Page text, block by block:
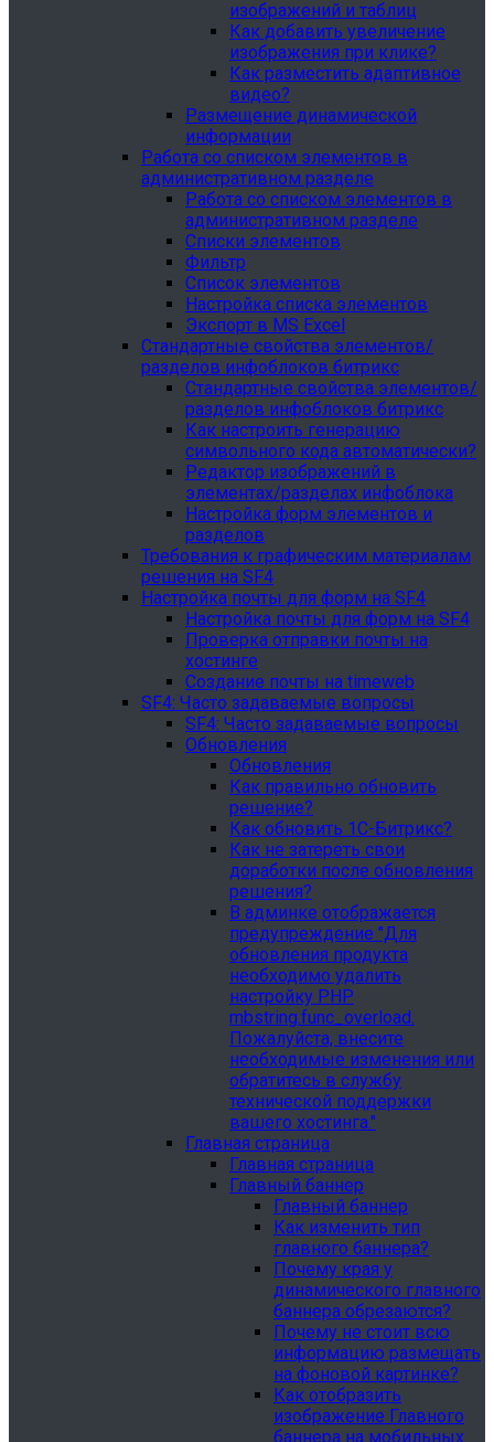
изображений и таблиц
Как добавить увеличение
изображения при клике?
Как разместить адаптивное
видео?
Размещение динамической
информации
Работа со списком элементов в
административном разделе
Работа со списком элементов в
административном разделе
Списки элементов
Фильтр
Список элементов
Настройка списка элементов
Экспорт в MS Excel
Стандартные свойства элементов/
разделов инфоблоков битрикс
Стандартные свойства элементов/
разделов инфоблоков битрикс
Как настроить генерацию
символьного кода автоматически?
Редактор изображений в
элементах/разделах инфоблока
Настройка форм элементов и
разделов
Требования к графическим материалам
решения на SF4
Настройка почты для форм на SF4
Настройка почты для форм на SF4
Проверка отправки почты на
хостинге
Создание почты на timeweb
SF4: Часто задаваемые вопросы
SF4: Часто задаваемые вопросы
Обновления
Обновления
Как правильно обновить
решение?
Как обновить 1С-Битрикс?
Как не затереть свои
доработки после обновления
решения?
В админке отображается
предупреждение "Для
обновления продукта
необходимо удалить
настройку PHP
mbstring.func_overload.
Пожалуйста, внесите
необходимые изменения или
обратитесь в службу
технической поддержки
вашего хостинга."
Главная страница
Главная страница
Главный баннер
Главный баннер
Как изменить тип
главного баннера?
Почему края у
динамического главного
баннера обрезаются?
Почему не стоит всю
информацию размещать
на фоновой картинке?
Как отобразить
изображение Главного
баннера на мобильных